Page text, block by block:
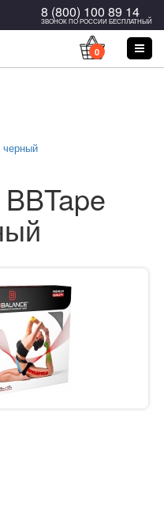
8 (800) 100 89 14
ЗВОНОК ПО РОССИИ БЕСПЛАТНЫЙ
0
черный